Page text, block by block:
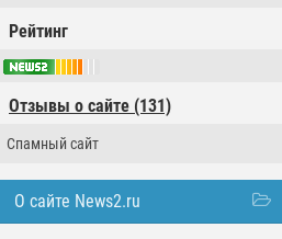
Рейтинг
Отзывы о сайте (131)
Спамный сайт
О сайте News2.ru